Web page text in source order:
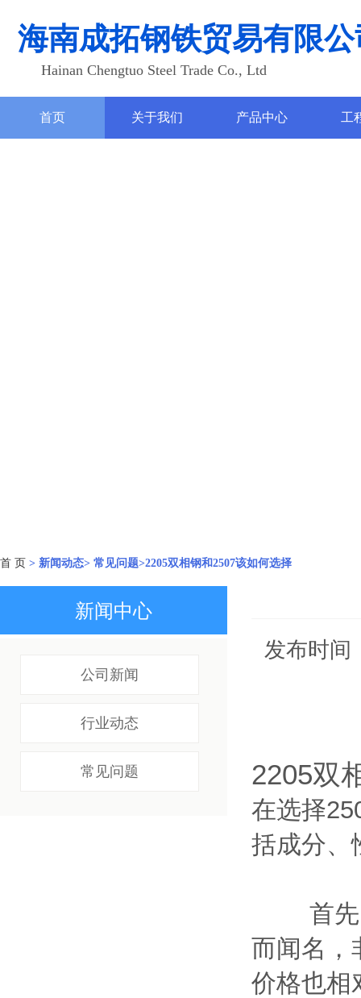
海南成拓钢铁贸易有限
Hainan Chengtuo Steel Trade Co., Ltd
首页 关于我们 产品中心 工
首 页 > 新闻动态> 常见问题>2205双相钢和2507该如何选择
新闻中心
公司新闻
行业动态
常见问题
发布时
2205双
在选择
括成分、
首先，
而闻名，
价格也相